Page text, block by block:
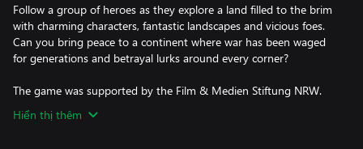
Follow a group of heroes as they explore a land filled to the brim
with charming characters, fantastic landscapes and vicious foes.
Can you bring peace to a continent where war has been waged
for generations and betrayal lurks around every corner?
Hiển thị thêm